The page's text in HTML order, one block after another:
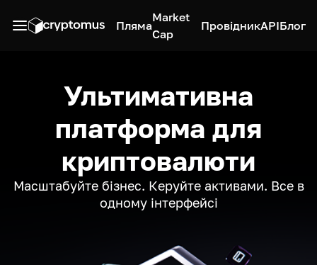
Пляма
Market
Cap
ПровідникAPIБлог
Ультимативна
платформа для
криптовалюти
Масштабуйте бізнес. Керуйте активами. Все в
одному інтерфейсі